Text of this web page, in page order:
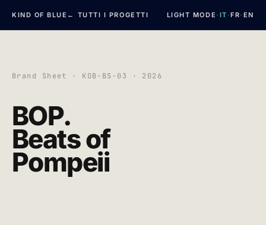
KIND OF BLUE ← TUTTI I PROGETTI LIGHT MODE · IT ·FR· EN
Brand Sheet · KOB-BS-03 · 2026
BOP.
Beats of
Pompeii
Chiedi a KOB
ASSISTENTE DI KIND OF BLUE
Sono l'assistente conversazionale di